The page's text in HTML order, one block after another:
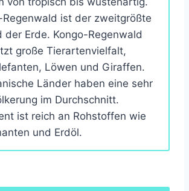
Regenwald ist der zweitgrößte
der Erde. Kongo-Regenwald
große Tierartenvielfalt,
Löwen und Giraffen.
Länder haben eine sehr
im Durchschnitt.
ist reich an Rohstoffen wie
und Erdöl.